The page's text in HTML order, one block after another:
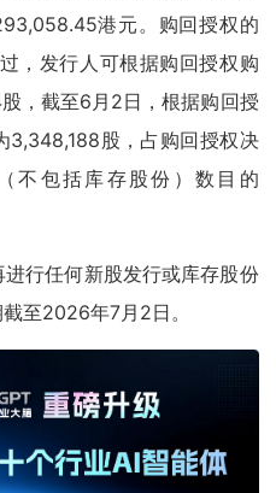
港元。购回授权的
，发行人可根据购回授权购
，截至6月2日，根据购回授
3,348,188股，占购回授权决
不包括库存股份）数目的
行任何新股发行或库存股份
至2026年7月2日。